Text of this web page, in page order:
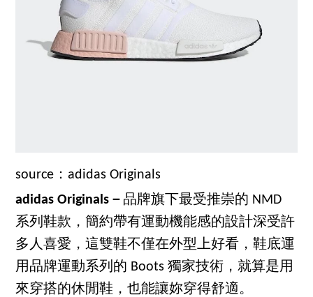
source：adidas Originals
adidas Originals－ 品牌旗下最受推崇的 NMD
系列鞋款，簡約帶有運動機能感的設計深受許
多人喜愛，這雙鞋不僅在外型上好看，鞋底運
用品牌運動系列的 Boots 獨家技術，就算是用
來穿搭的休閒鞋，也能讓妳穿得舒適。